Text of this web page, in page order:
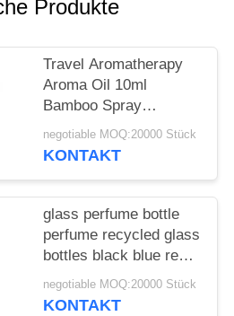
Produkte
Travel Aromatherapy
Aroma Oil 10ml
Bamboo Spray
Perfume Bottle With
Screw Spray Cap
negotiable MOQ:20000 Stück
KONTAKT
glass perfume bottle
perfume recycled glass
bottles black blue red
pink green cap plastic
and metal
negotiable MOQ:20000 Stück
KONTAKT